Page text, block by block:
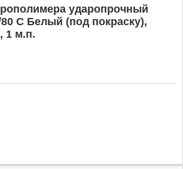
ударопрочный
C Белый (под покраску),
1 м.п.